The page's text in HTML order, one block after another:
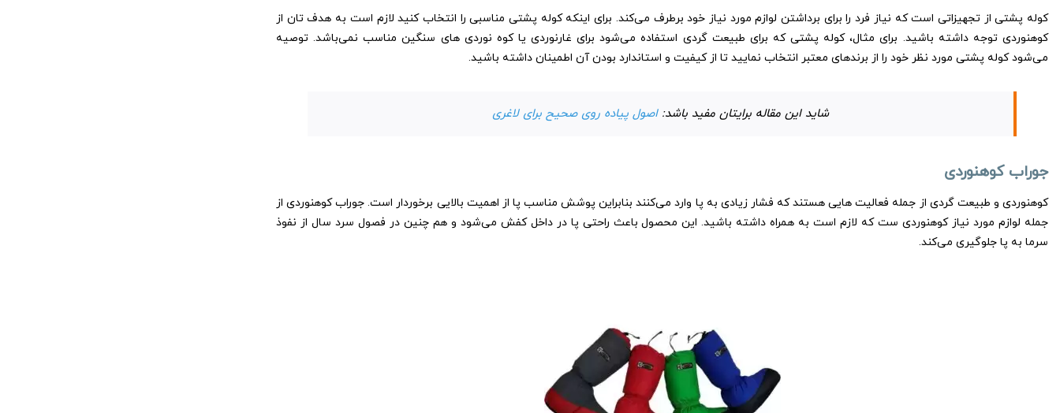
کوله پشتی از تجهیزاتی است که نیاز فرد را برای برداشتن لوازم مورد نیاز خود برطرف می‌کند. برای اینکه کوله پشتی مناسبی را انتخاب کنید لازم است به هدف تان از
کوهنوردی توجه داشته باشید. برای مثال، کوله پشتی که برای طبیعت گردی استفاده می‌شود برای غارنوردی یا کوه نوردی های سنگین مناسب نمی‌باشد. توصیه
می‌شود کوله پشتی مورد نظر خود را از برندهای معتبر انتخاب نمایید تا از کیفیت و استاندارد بودن آن اطمینان داشته باشید.
شاید این مقاله برایتان مفید باشد:اصول پیاده روی صحیح برای لاغری
جوراب کوهنوردی
کوهنوردی و طبیعت گردی از جمله فعالیت هایی هستند که فشار زیادی به پا وارد می‌کنند بنابراین پوشش مناسب پا از اهمیت بالایی برخوردار است. جوراب کوهنوردی از
جمله لوازم مورد نیاز کوهنوردی ست که لازم است به همراه داشته باشید. این محصول باعث راحتی پا در داخل کفش می‌شود و هم چنین در فصول سرد سال از نفوذ
سرما به پا جلوگیری می‌کند.